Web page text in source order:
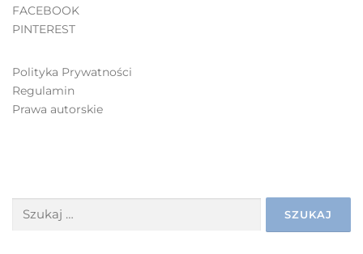
FACEBOOK
PINTEREST
Polityka Prywatności
Regulamin
Prawa autorskie